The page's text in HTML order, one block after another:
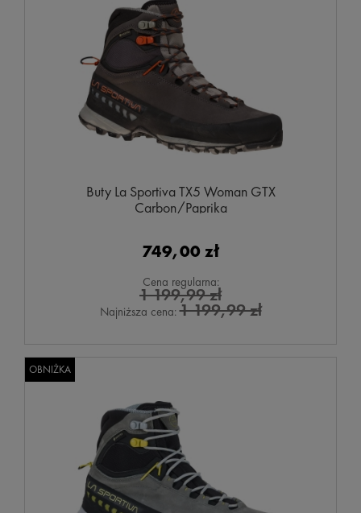
Buty La Sportiva TX5 Woman GTX
Carbon/Paprika
749,00 zł
Cena regularna:
1 199,99 zł
Najniższa cena:1 199,99 zł
OBNIŻKA